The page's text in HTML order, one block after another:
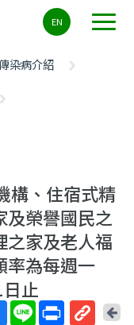
EN
染病介紹
構、住宿式精
及榮譽國民之
之家及老人福
率為每週一
止
回